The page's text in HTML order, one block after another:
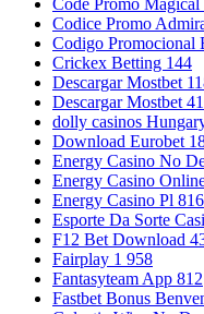
Code Promo Magical
Codice Promo
Codigo Promocional
Crickex Betting 144
Descargar Mostbet
Descargar Mostbet
dolly casinos
Download Eurobet
Energy Casino No
Energy Casino
Energy Casino Pl 816
Esporte Da Sorte
F12 Bet Download
Fairplay 1 958
Fantasyteam App 812
Fastbet Bonus